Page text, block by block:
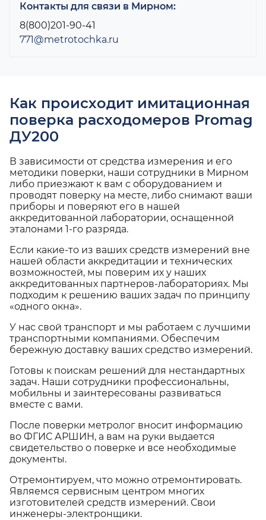
Контакты для связи в Мирном:
8(800)201-90-41
771@metrotochka.ru
Как происходит имитационная
поверка расходомеров Promag
ДУ200
В зависимости от средства измерения и его
методики поверки, наши сотрудники в Мирном
либо приезжают к вам с оборудованием и
проводят поверку на месте, либо снимают ваши
приборы и поверяют его в нашей
аккредитованной лаборатории, оснащенной
эталонами 1-го разряда.
Если какие-то из ваших средств измерений вне
нашей области аккредитации и технических
возможностей, мы поверим их у наших
аккредитованных партнеров-лабораториях. Мы
подходим к решению ваших задач по принципу
«одного окна».
У нас свой транспорт и мы работаем с лучшими
транспортными компаниями. Обеспечим
бережную доставку ваших средство измерений.
Готовы к поискам решений для нестандартных
задач. Наши сотрудники профессиональны,
мобильны и заинтересованы развиваться
вместе с вами.
После поверки метролог вносит информацию
во ФГИС АРШИН, а вам на руки выдается
свидетельство о поверке и все необходимые
документы.
Отремонтируем, что можно отремонтировать.
Являемся сервисным центром многих
изготовителей средств измерений. Свои
инженеры-электронщики.